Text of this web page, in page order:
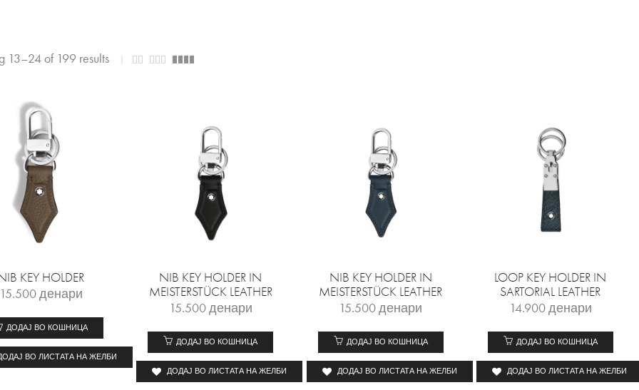
13–24 of 199 results
KEY HOLDER
денари
ДОДАЈ ВО КОШНИЦА
ВО ЛИСТАТА НА ЖЕЛБИ
NIB KEY HOLDER IN
MEISTERSTÜCK LEATHER
15.500денари
ДОДАЈ ВО КОШНИЦА
ДОДАЈ ВО ЛИСТАТА НА ЖЕЛБИ
NIB KEY HOLDER IN
MEISTERSTÜCK LEATHER
15.500денари
ДОДАЈ ВО КОШНИЦА
ДОДАЈ ВО ЛИСТАТА НА ЖЕЛБИ
LOOP KEY HOLDER IN
SARTORIAL LEATHER
14.900денари
ДОДАЈ ВО КОШНИЦА
ДОДАЈ ВО ЛИСТАТА НА ЖЕЛБИ